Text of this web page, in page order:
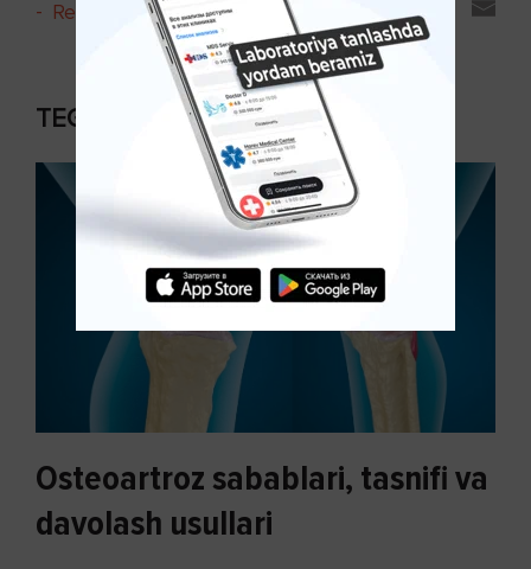
- Reyting va sharhlar
TEGISHLI MAQOLALAR
Osteoartroz sabablari, tasnifi va
davolash usullari